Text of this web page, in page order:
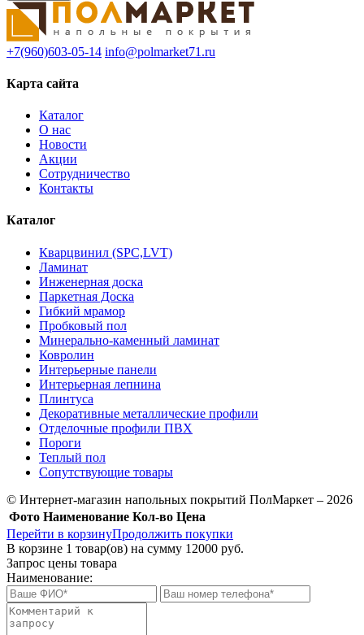
+7(960)603-05-14 info@polmarket71.ru
Карта сайта
Каталог
О нас
Новости
Акции
Сотрудничество
Контакты
Каталог
Кварцвинил (SPC,LVT)
Ламинат
Инженерная доска
Паркетная Доска
Гибкий мрамор
Пробковый пол
Минерально-каменный ламинат
Ковролин
Интерьерные панели
Интерьерная лепнина
Плинтуса
Декоративные металлические профили
Отделочные профили ПВХ
Пороги
Теплый пол
Сопутствующие товары
© Интернет-магазин напольных покрытий ПолМаркет – 2026
Фото Наименование Кол-во Цена
Перейти в корзинуПродолжить покупки
В корзине 1 товар(ов) на сумму 12000 руб.
Запрос цены товара
Наименование: